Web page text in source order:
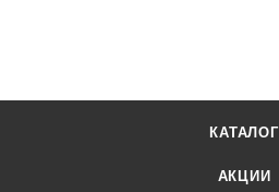
КАТАЛОГ
АКЦИИ